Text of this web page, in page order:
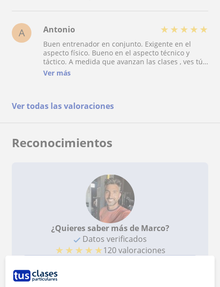
A Antonio ★ ★ ★ ★ ★
Buen entrenador en conjunto. Exigente en el
aspecto físico. Bueno en el aspecto técnico y
táctico. A medida que avanzan las clases , ves tú
evolución tanto en la posición como en el golpe.
Ver más
Ver todas las valoraciones
Reconocimientos
¿Quieres saber más de Marco?
Datos verificados
★ ★ ★ ★ ★120 valoraciones